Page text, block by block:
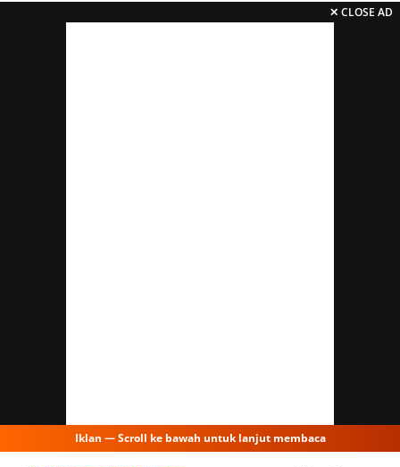
✕ CLOSE AD
Iklan — Scroll ke bawah untuk lanjut membaca